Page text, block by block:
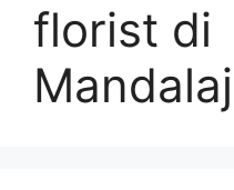
florist di